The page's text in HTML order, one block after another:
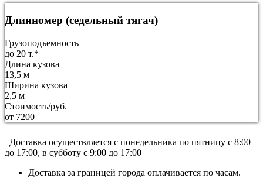
Длинномер (седельный тягач)
Грузоподъемность
до 20 т.*
Длина кузова
13,5 м
Ширина кузова
2,5 м
Стоимость/руб.
от 7200
Доставка осуществляется c понедельника по пятницу с 8:00
до 17:00, в субботу с 9:00 до 17:00
Доставка за границей города оплачивается по часам.